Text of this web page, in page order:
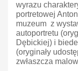
wyrazu
portretowej
muzeum z
autoportretu
Dębickiej) i
(oryginały
zwłaszcza